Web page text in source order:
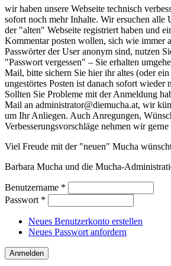
wir haben unsere Webseite technisch
sofort noch mehr Inhalte. Wir ersuchen alle
der "alten" Webseite registriert haben und
Kommentar posten wollen, sich wie immer
Passwörter der User anonym sind, nutzen
"Passwort vergessen" – Sie erhalten
Mail, bitte sichern Sie hier ihr altes (oder ein
ungestörtes Posten ist danach sofort wieder
Sollten Sie Probleme mit der Anmeldung
Mail an administrator@diemucha.at, wir
um Ihr Anliegen. Auch Anregungen,
Verbesserungsvorschläge nehmen wir gerne
Viel Freude mit der "neuen" Mucha
Barbara Mucha und die Mucha-
Benutzername *
Passwort *
Neues Benutzerkonto erstellen
Neues Passwort anfordern